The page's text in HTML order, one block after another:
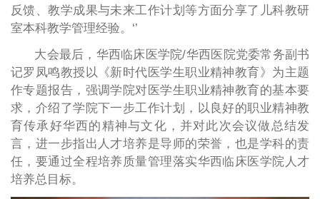
反馈、教学成果与未来工作计划等方面分享了儿科教研
室本科教学管理经验。‘’
大会最后，华西临床医学院/华西医院党委常务副书
记罗凤鸣教授以《新时代医学生职业精神教育》为主题
作专题报告，强调学院对医学生职业精神教育的基本要
求，介绍了学院下一步工作计划，以良好的职业精神教
育传承好华西的精神与文化，并对此次会议做总结发
言，进一步指出人才培养是导师的荣誉，也是学科的责
任，要通过全程培养质量管理落实华西临床医学院人才
培养总目标。